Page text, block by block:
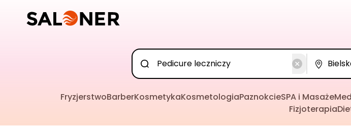
FryzjerstwoBarberKosmetykaKosmetologiaPaznokcieSPA i Masaże
Fizjoterapia